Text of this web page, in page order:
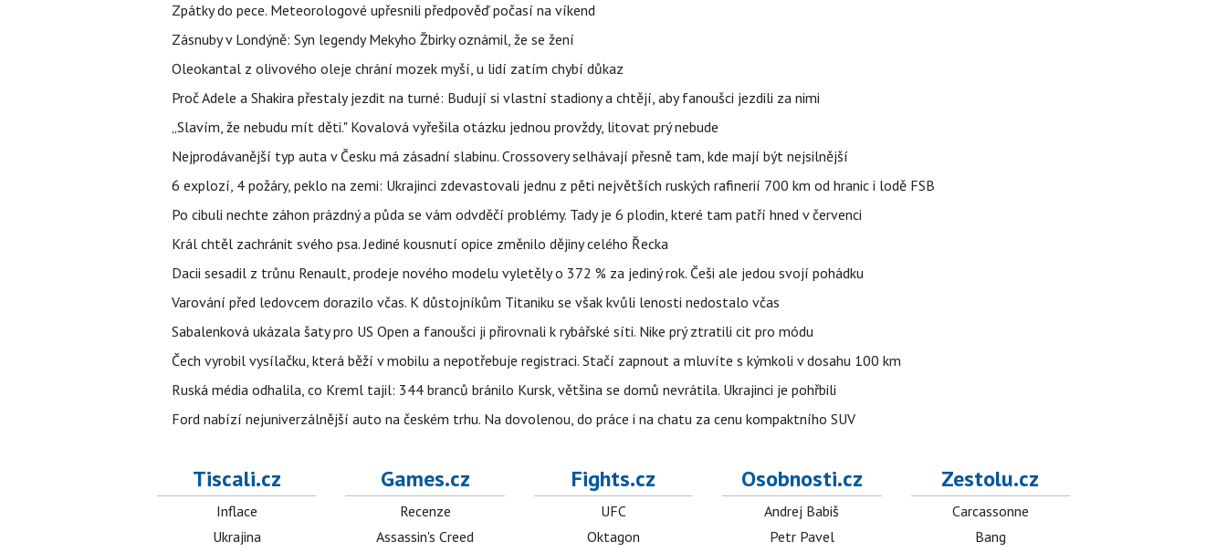
Zpátky do pece. Meteorologové upřesnili předpověď počasí na víkend
Zásnuby v Londýně: Syn legendy Mekyho Žbirky oznámil, že se žení
Oleokantal z olivového oleje chrání mozek myší, u lidí zatím chybí důkaz
Proč Adele a Shakira přestaly jezdit na turné: Budují si vlastní stadiony a chtějí, aby fanoušci jezdili za nimi
„Slavím, že nebudu mít děti." Kovalová vyřešila otázku jednou provždy, litovat prý nebude
Nejprodávanější typ auta v Česku má zásadní slabinu. Crossovery selhávají přesně tam, kde mají být nejsilnější
6 explozí, 4 požáry, peklo na zemi: Ukrajinci zdevastovali jednu z pěti největších ruských rafinerií 700 km od hranic i lodě FSB
Po cibuli nechte záhon prázdný a půda se vám odvděčí problémy. Tady je 6 plodin, které tam patří hned v červenci
Král chtěl zachránit svého psa. Jediné kousnutí opice změnilo dějiny celého Řecka
Dacii sesadil z trůnu Renault, prodeje nového modelu vyletěly o 372 % za jediný rok. Češi ale jedou svojí pohádku
Varování před ledovcem dorazilo včas. K důstojníkům Titaniku se však kvůli lenosti nedostalo včas
Sabalenková ukázala šaty pro US Open a fanoušci ji přirovnali k rybářské síti. Nike prý ztratili cit pro módu
Čech vyrobil vysílačku, která běží v mobilu a nepotřebuje registraci. Stačí zapnout a mluvíte s kýmkoli v dosahu 100 km
Ruská média odhalila, co Kreml tajil: 344 branců bránilo Kursk, většina se domů nevrátila. Ukrajinci je pohřbili
Ford nabízí nejuniverzálnější auto na českém trhu. Na dovolenou, do práce i na chatu za cenu kompaktního SUV
Tiscali.cz
Inflace
Ukrajina
Games.cz
Recenze
Assassin's Creed
Fights.cz
UFC
Oktagon
Osobnosti.cz
Andrej Babiš
Petr Pavel
Zestolu.cz
Carcassonne
Bang